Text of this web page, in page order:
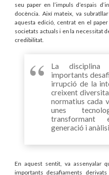
seu paper en l’impuls d’espais
docència. Així mateix, va
aquesta edició, centrat en el
societats actuals i en la necessitat
credibilitat.
La disciplina
importants
irrupció de la
creixent
normatius cada
unes
transformant
generació i
En aquest sentit, va assenyalar
importants desafiaments